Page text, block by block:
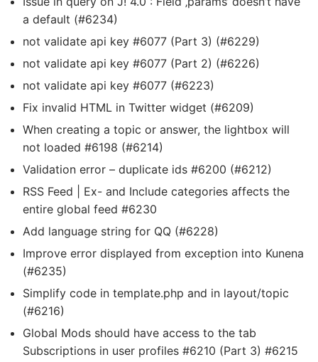
a default (#6234)
not validate api key #6077 (Part 3) (#6229)
not validate api key #6077 (Part 2) (#6226)
not validate api key #6077 (#6223)
Fix invalid HTML in Twitter widget (#6209)
When creating a topic or answer, the lightbox will
not loaded #6198 (#6214)
Validation error – duplicate ids #6200 (#6212)
RSS Feed | Ex- and Include categories affects the
entire global feed #6230
Add language string for QQ (#6228)
Improve error displayed from exception into Kunena
(#6235)
Simplify code in template.php and in layout/topic
(#6216)
Global Mods should have access to the tab
Subscriptions in user profiles #6210 (Part 3) #6215